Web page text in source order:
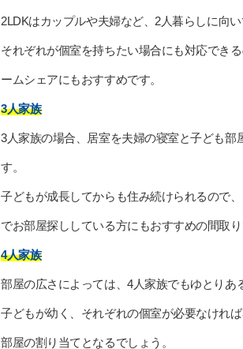
2LDKはカップルや夫婦など、2人暮らしに向い
それぞれが個室を持ちたい場合にも対応でき
ームシェアにもおすすめです。
3人家族
3人家族の場合、居室を夫婦の寝室と子ども部
す。
子どもが成長してからも住み続けられるので
でお部屋探ししている方にもおすすめの間取り
4人家族
部屋の広さによっては、4人家族でもゆとりあ
子どもが幼く、それぞれの個室が必要なけれ
部屋の割り当てとなるでしょう。